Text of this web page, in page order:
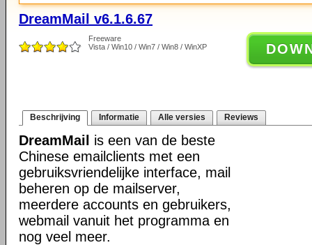
DreamMail v6.1.6.67
Freeware
Vista / Win10 / Win7 / Win8 / WinXP
Beschrijving Informatie Alle versies Reviews
DreamMail
is een van de beste
Chinese emailclients met een
gebruiksvriendelijke interface, mail
beheren op de mailserver,
meerdere accounts en gebruikers,
webmail vanuit het programma en
nog veel meer.